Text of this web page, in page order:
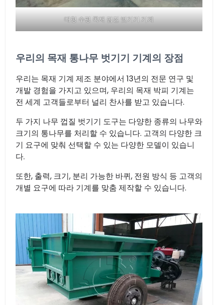
대형 수평 목재 껍질 벗기기 기계
우리의 목재 통나무 벗기기 기계의 장점
우리는 목재 기계 제조 분야에서 13년의 전문 연구 및
개발 경험을 가지고 있으며, 우리의 목재 박피 기계는
전 세계 고객들로부터 널리 찬사를 받고 있습니다.
두 가지 나무 껍질 벗기기 도구는 다양한 종류의 나무와
크기의 통나무를 처리할 수 있습니다. 고객의 다양한 크
기 요구에 맞춰 선택할 수 있는 다양한 모델이 있습니
다.
또한, 출력, 크기, 분리 가능한 바퀴, 전원 방식 등 고객의
개별 요구에 따라 기계를 맞춤 제작할 수 있습니다.